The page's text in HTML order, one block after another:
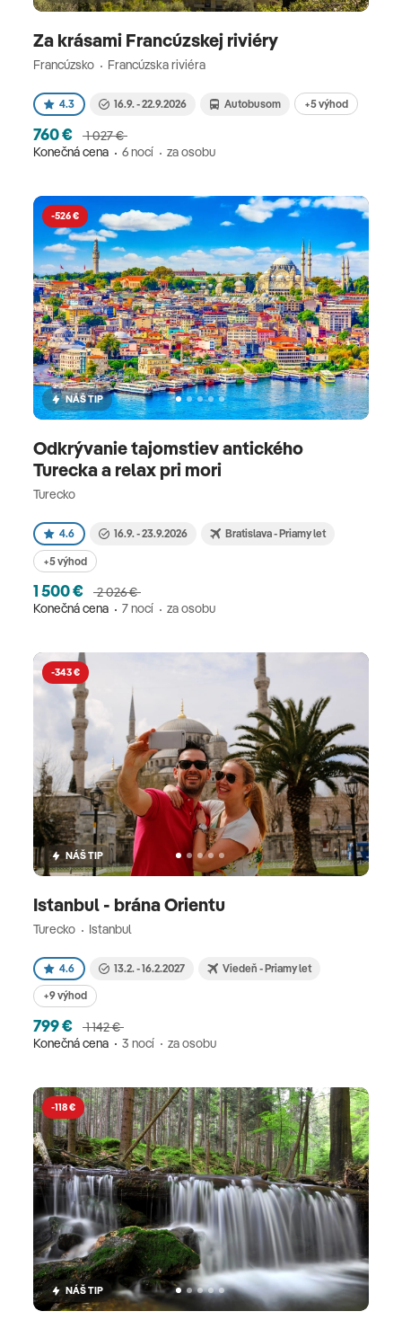
Za krásami Francúzskej riviéry
Francúzsko Francúzska riviéra
4.3 16.9. - 22.9.2026 Autobusom +5 výhod
760 €
1 027 €
Konečná cena
6 nocí za osobu
-526 €
NÁŠ TIP
Odkrývanie tajomstiev antického
Turecka a relax pri mori
Turecko
4.6 16.9. - 23.9.2026 Bratislava - Priamy let
+5 výhod
1 500 €
2 026 €
Konečná cena
7 nocí za osobu
-343 €
NÁŠ TIP
Istanbul - brána Orientu
Turecko Istanbul
4.6 13.2. - 16.2.2027 Viedeň - Priamy let
+9 výhod
799 €
1 142 €
Konečná cena
3 nocí za osobu
-118 €
NÁŠ TIP